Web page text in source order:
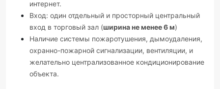
интернет.
Вход: один отдельный и просторный центральный
вход в торговый зал (ширина не менее 6 м)
Наличие системы пожаротушения, дымоудаления,
охранно-пожарной сигнализации, вентиляции, и
желательно централизованное кондиционирование
объекта.